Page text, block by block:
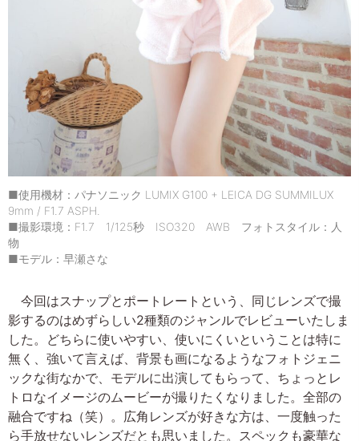
■使用機材：パナソニック LUMIX G100 + LEICA DG SUMMILUX
9mm / F1.7 ASPH.
■撮影環境：F1.7 1/125秒 ISO320 AWB フォトスタイル：人
物
■モデル：早瀬さな
今回はスナップとポートレートという、同じレンズで撮
影するのはめずらしい2種類のジャンルでレビューいたしま
した。どちらに使いやすい、使いにくいということは特に
無く、強いて言えば、背景も画になるようなフォトジェニ
ックな街なかで、モデルに出演してもらって、ちょっとレ
トロなイメージのムービーが撮りたくなりました。全部の
融合ですね（笑）。広角レンズが好きな方は、一度触った
ら手放せないレンズだとも思いました。スペックも豪華な